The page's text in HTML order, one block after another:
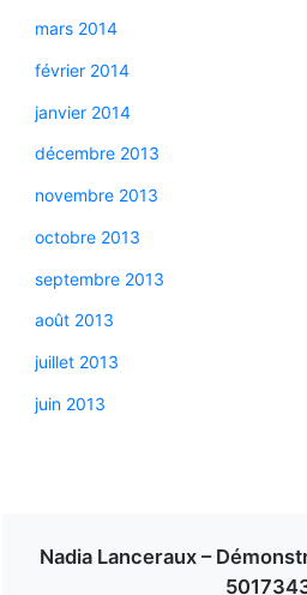
mars 2014
février 2014
janvier 2014
décembre 2013
novembre 2013
octobre 2013
septembre 2013
août 2013
juillet 2013
juin 2013
Nadia Lanceraux –